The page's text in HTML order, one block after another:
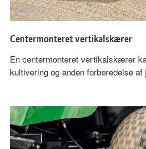
Centermonteret vertikalskærer
En centermonteret vertikalskærer
kultivering og anden forberedelse af